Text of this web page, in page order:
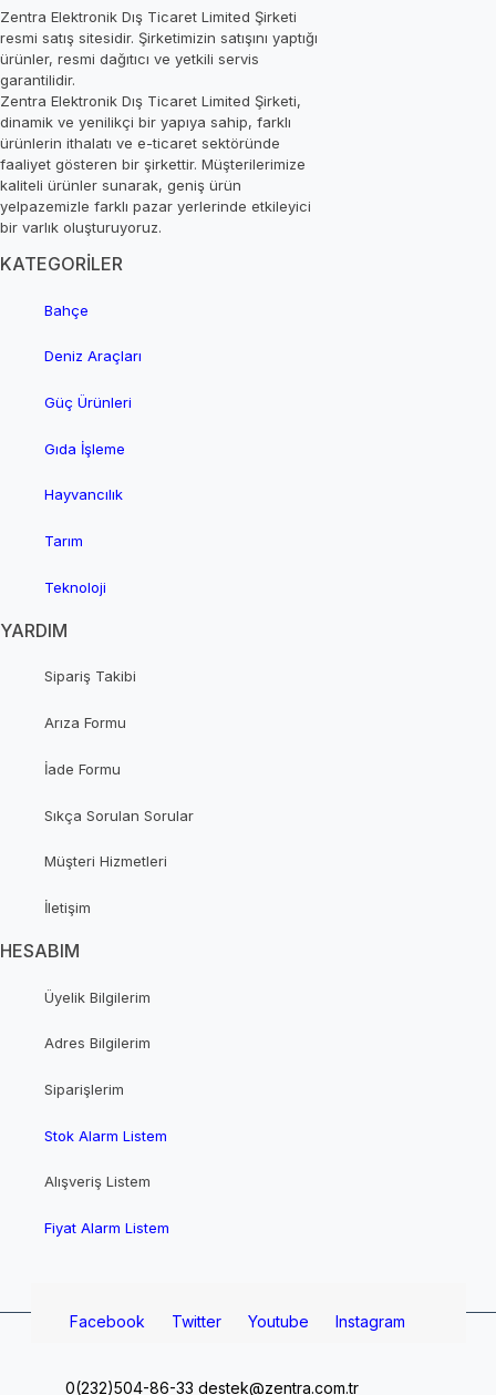
Zentra Elektronik Dış Ticaret Limited Şirketi
resmi satış sitesidir. Şirketimizin satışını yaptığı
ürünler, resmi dağıtıcı ve yetkili servis
garantilidir.
Zentra Elektronik Dış Ticaret Limited Şirketi,
dinamik ve yenilikçi bir yapıya sahip, farklı
ürünlerin ithalatı ve e-ticaret sektöründe
faaliyet gösteren bir şirkettir. Müşterilerimize
kaliteli ürünler sunarak, geniş ürün
yelpazemizle farklı pazar yerlerinde etkileyici
bir varlık oluşturuyoruz.
KATEGORİLER
Bahçe
Deniz Araçları
Güç Ürünleri
Gıda İşleme
Hayvancılık
Tarım
Teknoloji
YARDIM
Sipariş Takibi
Arıza Formu
İade Formu
Sıkça Sorulan Sorular
Müşteri Hizmetleri
İletişim
HESABIM
Üyelik Bilgilerim
Adres Bilgilerim
Siparişlerim
Stok Alarm Listem
Alışveriş Listem
Fiyat Alarm Listem
Facebook Twitter Youtube Instagram
0(232)504-86-33 destek@zentra.com.tr